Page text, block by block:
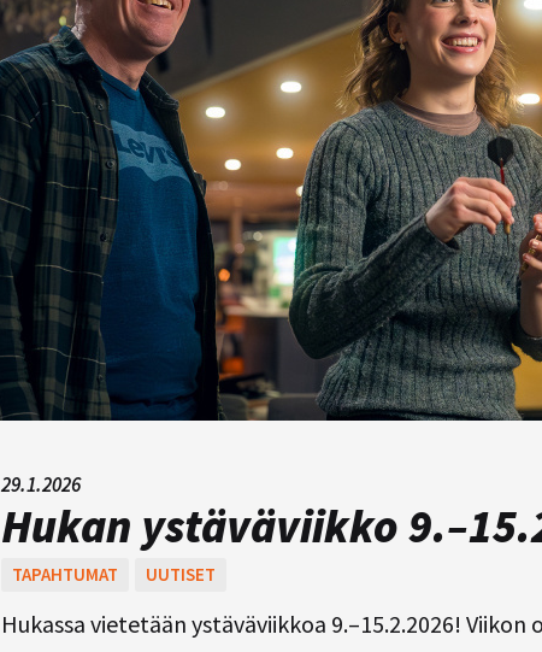
29.1.2026
Hukan ystäväviikko
TAPAHTUMAT UUTISET
Hukassa vietetään ystäväviikkoa 9.–15.2.2026!